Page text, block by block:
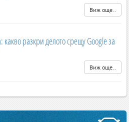
Виж още..
разкри делото срещу Google за
Виж още..